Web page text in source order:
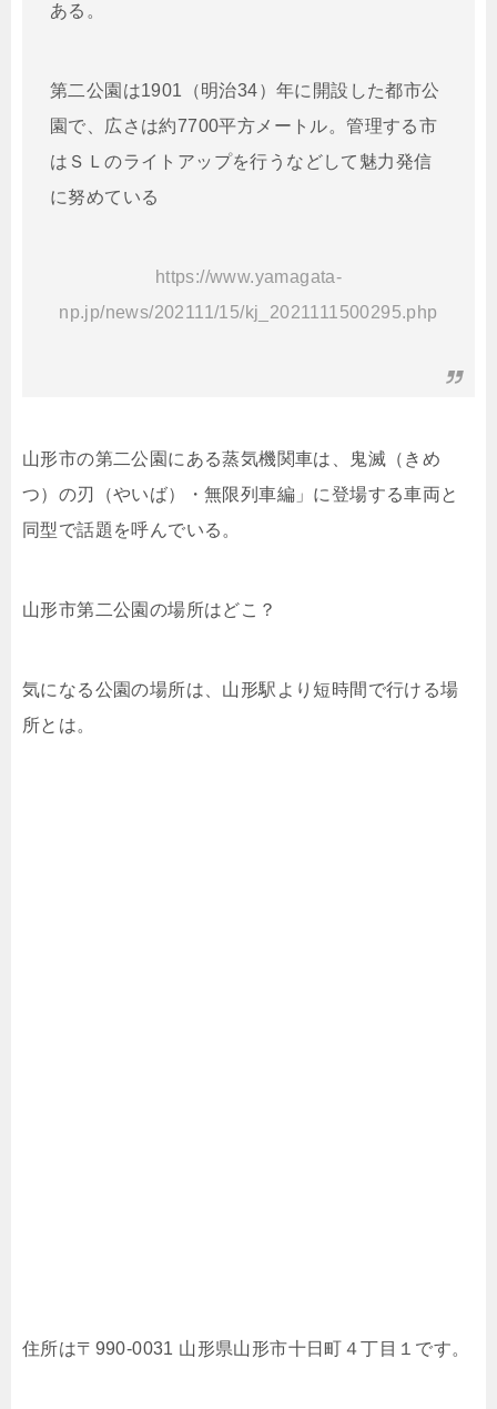
ある。
第二公園は1901（明治34）年に開設した都市公
園で、広さは約7700平方メートル。管理する市
はＳＬのライトアップを行うなどして魅力発信
に努めている
https://www.yamagata-
np.jp/news/202111/15/kj_2021111500295.php
山形市の第二公園にある蒸気機関車は、鬼滅（きめ
つ）の刃（やいば）・無限列車編」に登場する車両と
同型で話題を呼んでいる。
山形市第二公園の場所はどこ？
気になる公園の場所は、山形駅より短時間で行ける場
所とは。
住所は〒990-0031 山形県山形市十日町４丁目１です。